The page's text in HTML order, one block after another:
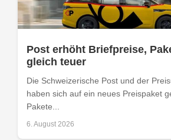
Post erhöht Briefpreise,
gleich teuer
Die Schweizerische Post und der
haben sich auf ein neues Preispaket
Pakete...
6. August 2026